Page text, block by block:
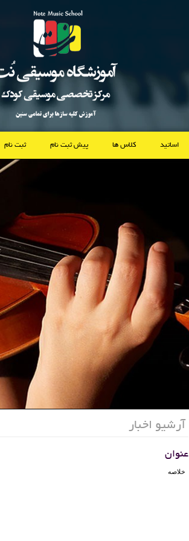
اساتید کلاس ها پیش ثبت نام ثبت نام
آرشیو اخبار
عنوان
خلاصه